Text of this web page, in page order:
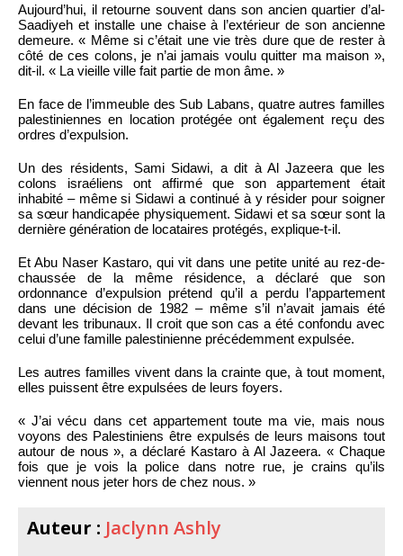
Aujourd’hui, il retourne souvent dans son ancien quartier d’al-
Saadiyeh et installe une chaise à l’extérieur de son ancienne
demeure. « Même si c’était une vie très dure que de rester à
côté de ces colons, je n’ai jamais voulu quitter ma maison »,
dit-il. « La vieille ville fait partie de mon âme. »
En face de l’immeuble des Sub Labans, quatre autres familles
palestiniennes en location protégée ont également reçu des
ordres d’expulsion.
Un des résidents, Sami Sidawi, a dit à Al Jazeera que les
colons israéliens ont affirmé que son appartement était
inhabité – même si Sidawi a continué à y résider pour soigner
sa sœur handicapée physiquement. Sidawi et sa sœur sont la
dernière génération de locataires protégés, explique-t-il.
Et Abu Naser Kastaro, qui vit dans une petite unité au rez-de-
chaussée de la même résidence, a déclaré que son
ordonnance d’expulsion prétend qu’il a perdu l’appartement
dans une décision de 1982 – même s’il n’avait jamais été
devant les tribunaux. Il croit que son cas a été confondu avec
celui d’une famille palestinienne précédemment expulsée.
Les autres familles vivent dans la crainte que, à tout moment,
elles puissent être expulsées de leurs foyers.
« J’ai vécu dans cet appartement toute ma vie, mais nous
voyons des Palestiniens être expulsés de leurs maisons tout
autour de nous », a déclaré Kastaro à Al Jazeera. « Chaque
fois que je vois la police dans notre rue, je crains qu’ils
viennent nous jeter hors de chez nous. »
Auteur : Jaclynn Ashly